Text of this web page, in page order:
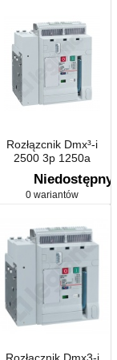
Rozłązcnik Dmx³-i
2500 3p 1250a
Stacjonarny
Niedostępny
0 wariantów